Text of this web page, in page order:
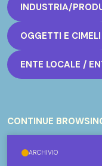
INDUSTRIA/
OGGETTI E CIMELI
ENTE LOCALE /
CONTINUE
ARCHIVIO